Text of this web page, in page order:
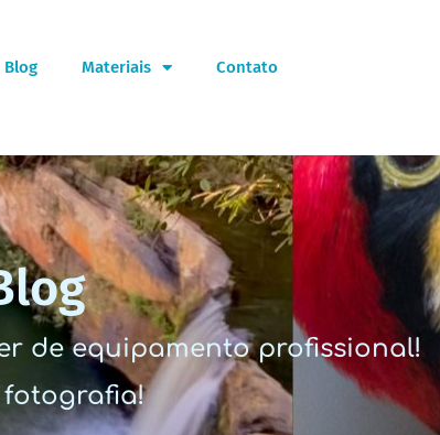
Blog Materiais Contato
de equipamento profissional!